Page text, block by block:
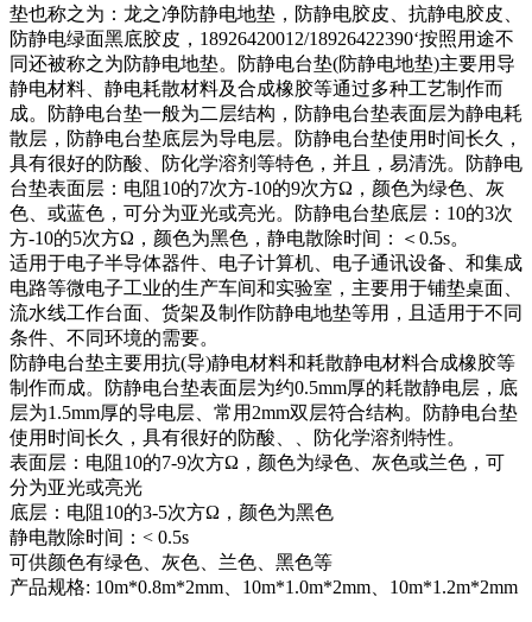
垫也称之为：龙之净防静电地垫，防静电胶皮、抗静电胶皮、
防静电绿面黑底胶皮，18926420012/18926422390‘按照用途不
同还被称之为防静电地垫。防静电台垫(防静电地垫)主要用导
静电材料、静电耗散材料及合成橡胶等通过多种工艺制作而
成。防静电台垫一般为二层结构，防静电台垫表面层为静电耗
散层，防静电台垫底层为导电层。防静电台垫使用时间长久，
具有很好的防酸、防化学溶剂等特色，并且，易清洗。防静电
台垫表面层：电阻10的7次方-10的9次方Ω，颜色为绿色、灰
色、或蓝色，可分为亚光或亮光。防静电台垫底层：10的3次
方-10的5次方Ω，颜色为黑色，静电散除时间：＜0.5s。
适用于电子半导体器件、电子计算机、电子通讯设备、和集成
电路等微电子工业的生产车间和实验室，主要用于铺垫桌面、
流水线工作台面、货架及制作防静电地垫等用，且适用于不同
条件、不同环境的需要。
防静电台垫主要用抗(导)静电材料和耗散静电材料合成橡胶等
制作而成。防静电台垫表面层为约0.5mm厚的耗散静电层，底
层为1.5mm厚的导电层、常用2mm双层符合结构。防静电台垫
使用时间长久，具有很好的防酸、、防化学溶剂特性。
表面层：电阻10的7-9次方Ω，颜色为绿色、灰色或兰色，可
分为亚光或亮光
底层：电阻10的3-5次方Ω，颜色为黑色
静电散除时间：< 0.5s
可供颜色有绿色、灰色、兰色、黑色等
产品规格: 10m*0.8m*2mm、10m*1.0m*2mm、10m*1.2m*2mm